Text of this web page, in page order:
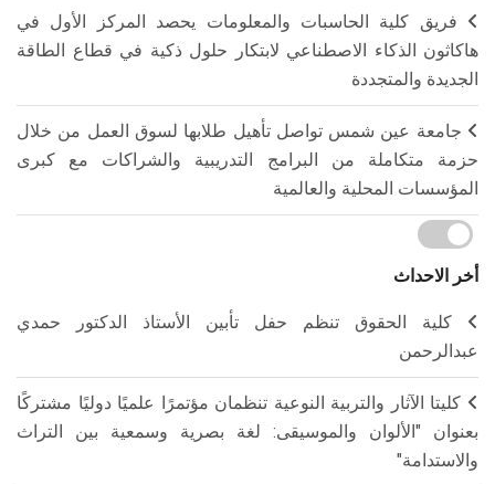
فريق كلية الحاسبات والمعلومات يحصد المركز الأول في
هاكاثون الذكاء الاصطناعي لابتكار حلول ذكية في قطاع الطاقة
الجديدة والمتجددة
جامعة عين شمس تواصل تأهيل طلابها لسوق العمل من خلال
حزمة متكاملة من البرامج التدريبية والشراكات مع كبرى
المؤسسات المحلية والعالمية
أخر الاحداث
كلية الحقوق تنظم حفل تأبين الأستاذ الدكتور حمدي
عبدالرحمن
كليتا الآثار والتربية النوعية تنظمان مؤتمرًا علميًا دوليًا مشتركًا
بعنوان "الألوان والموسيقى: لغة بصرية وسمعية بين التراث
والاستدامة"